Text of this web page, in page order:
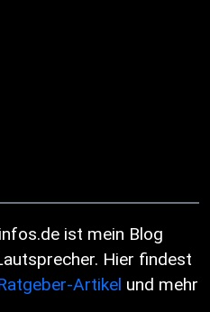
ist mein Blog
Hier findest
Artikel und mehr